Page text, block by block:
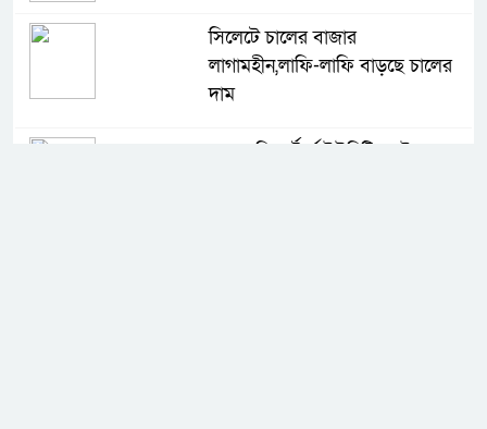
সিলেটে চালের বাজার
লাগামহীন,লাফি-লাফি বাড়ছে চালের
দাম
মাগুরা রিপোর্টার্স ইউনিটির দুই বছর